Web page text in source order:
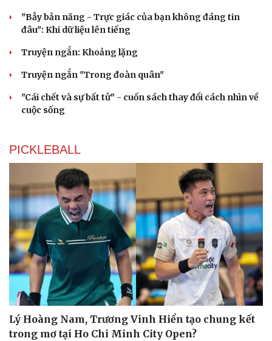
"Bẫy bản năng - Trực giác của bạn không đáng tin
đâu": Khi dữ liệu lên tiếng
Truyện ngắn: Khoảng lặng
Truyện ngắn "Trong đoàn quân"
"Cái chết và sự bất tử" - cuốn sách thay đổi cách nhìn về
cuộc sống
PICKLEBALL
Lý Hoàng Nam, Trương Vinh Hiển tạo chung kết
trong mơ tại Ho Chi Minh City Open?